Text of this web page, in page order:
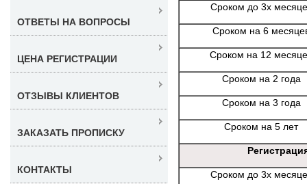
Сроком до 3х
Сроком на 6
Сроком на 12
Сроком на 2 года
Сроком на 3 года
Сроком на 5 лет
Сроком до 3х
ОТВЕТЫ НА ВОПРОСЫ
ЦЕНА РЕГИСТРАЦИИ
ОТЗЫВЫ КЛИЕНТОВ
ЗАКАЗАТЬ ПРОПИСКУ
КОНТАКТЫ